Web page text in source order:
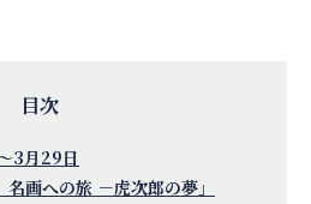
3月29日
画への旅 －虎次郎の夢」